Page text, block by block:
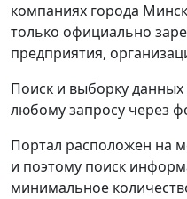
компаниях города
только официально
предприятия,
Поиск и выборку
любому запросу через
Портал расположен на
и поэтому поиск
минимальное
Документы для ЗАГСа